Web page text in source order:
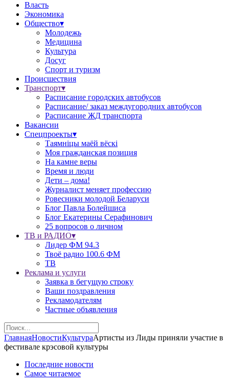
Власть
Экономика
Общество▾
Молодежь
Медицина
Культура
Досуг
Спорт и туризм
Происшествия
Транспорт▾
Расписание городских автобусов
Расписание/ заказ междугородних автобусов
Расписание ЖД транспорта
Вакансии
Спецпроекты▾
Таямніцы маёй вёскі
Моя гражданская позиция
На камне веры
Время и люди
Дети – дома!
Журналист меняет профессию
Ровесники молодой Беларуси
Блог Павла Болейшиса
Блог Екатерины Серафинович
25 вопросов о личном
ТВ и РАДИО▾
Лидер ФМ 94.3
Твоё радио 100.6 ФМ
ТВ
Реклама и услуги
Заявка в бегущую строку
Ваши поздравления
Рекламодателям
Частные объявления
ГлавнаяНовостиКультураАртисты из Лиды приняли участие в
фестивале крэсовой культуры
Последние новости
Самое читаемое